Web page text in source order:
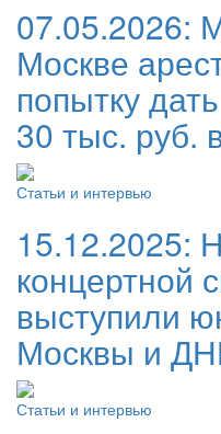
07.05.2026:
Москве
попытку
30 тыс. руб.
Статьи и интервью
15.12.2025:
концертной
выступили
Москвы и
Статьи и интервью